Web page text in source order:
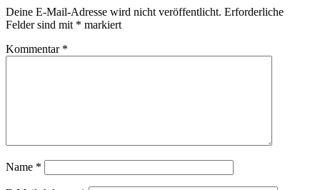
Deine E-Mail-Adresse wird nicht veröffentlicht. Erforderliche
Felder sind mit * markiert
Kommentar *
Name *